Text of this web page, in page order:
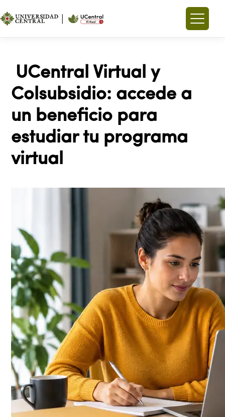
UCentral Virtual y
Colsubsidio: accede a
un beneficio para
estudiar tu programa
virtual